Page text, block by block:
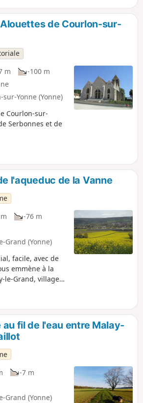
sur-Yonne, traverse Saint-
une petite chapelle avant de
étroit sur l'agglomération de
d'intérêt variés.
de Courlon-sur-
m
-100 m
Yonne (Yonne)
Courlon-sur-
Serbonnes et de
l'aqueduc de la Vanne
-76 m
Grand (Yonne)
facile, avec de
emmène à la
le-Grand, village
qui reliait
découvert
gallo-romain.
un autre
ci : l'aqueduc
Une bonne
que certains
alimentent
au fil de l'eau entre Malay-
-7 m
Grand (Yonne)